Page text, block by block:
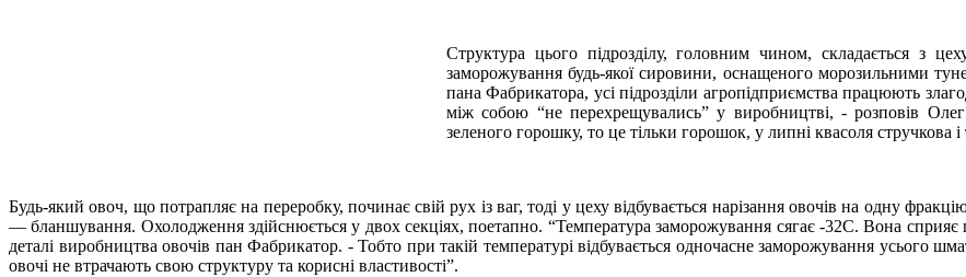
Структура цього підрозділу, головним чином, складається з
заморожування будь-якої сировини, оснащеного морозильними
пана Фабрикатора, усі підрозділи агропідприємства працюють
між собою “не перехрещувались” у виробництві, - розповів
зеленого горошку, то це тільки горошок, у липні квасоля стручкова і
Будь-який овоч, що потрапляє на переробку, починає свій рух із ваг, тоді у цеху відбувається нарізання овочів на одну
— бланшування. Охолодження здійснюється у двох секціях, поетапно. “Температура заморожування сягає -32С. Вона
деталі виробництва овочів пан Фабрикатор. - Тобто при такій температурі відбувається одночасне заморожування усього
овочі не втрачають свою структуру та корисні властивості”.